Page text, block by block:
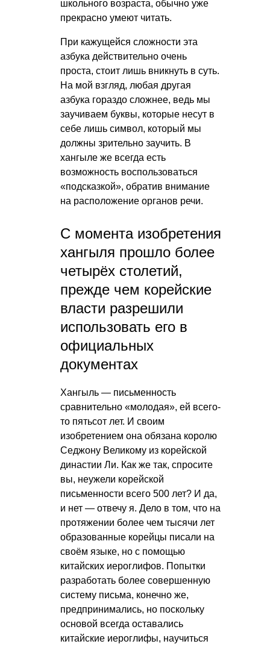
школьного возраста, обычно уже
прекрасно умеют читать.
При кажущейся сложности эта
азбука действительно очень
проста, стоит лишь вникнуть в суть.
На мой взгляд, любая другая
азбука гораздо сложнее, ведь мы
заучиваем буквы, которые несут в
себе лишь символ, который мы
должны зрительно заучить. В
хангыле же всегда есть
возможность воспользоваться
«подсказкой», обратив внимание
на расположение органов речи.
С момента изобретения
хангыля прошло более
четырёх столетий,
прежде чем корейские
власти разрешили
использовать его в
официальных
документах
Хангыль — письменность
сравнительно «молодая», ей всего-
то пятьсот лет. И своим
изобретением она обязана королю
Седжону Великому из корейской
династии Ли. Как же так, спросите
вы, неужели корейской
письменности всего 500 лет? И да,
и нет — отвечу я. Дело в том, что на
протяжении более чем тысячи лет
образованные корейцы писали на
своём языке, но с помощью
китайских иероглифов. Попытки
разработать более совершенную
систему письма, конечно же,
предпринимались, но поскольку
основой всегда оставались
китайские иероглифы, научиться